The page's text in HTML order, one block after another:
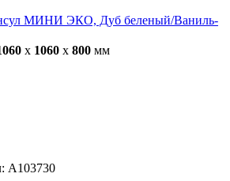
МИНИ ЭКО, Дуб беленый/Ваниль-
x 1060 x 800 мм
А103730